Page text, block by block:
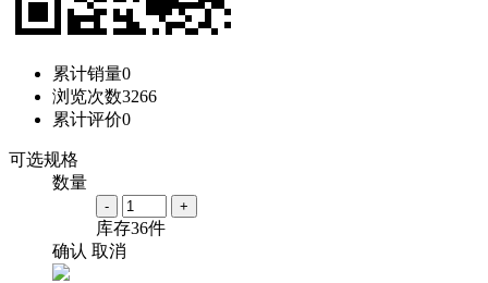
累计销量0
浏览次数3266
累计评价0
可选规格
数量
- +
库存36件
确认 取消